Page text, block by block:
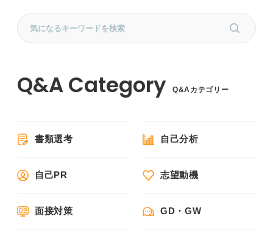
Q&Aカテゴリー
書類選考 自己分析
自己PR 志望動機
面接対策 GD・GW